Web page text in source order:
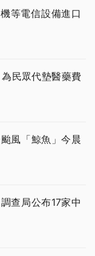
等電信設備進口
民眾代墊醫藥費
風「鯨魚」今晨
查局公布17家中